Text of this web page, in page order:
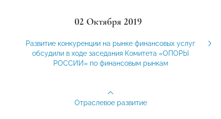
02 Октября 2019
Развитие конкуренции на рынке финансовых услуг
обсудили в ходе заседания Комитета «ОПОРЫ
РОССИИ» по финансовым рынкам
Отраслевое развитие